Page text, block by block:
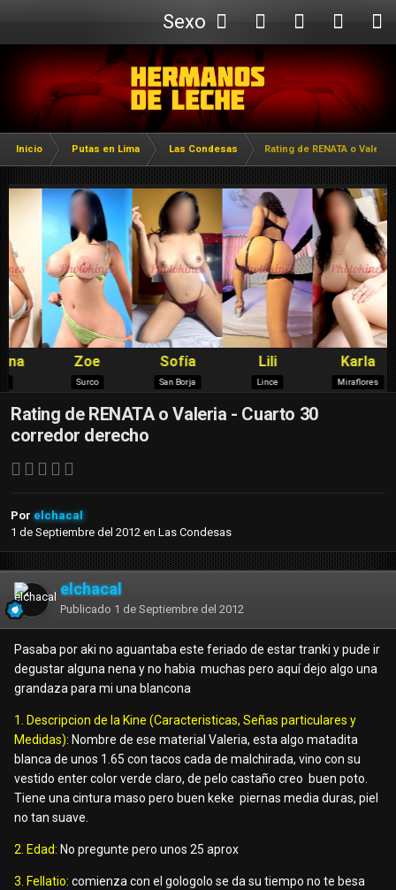
Sexo
Webcam
Inicio Putas en Lima Las Condesas Rating de RENATA o
Rating de RENATA o Valeria - Cuarto 30
corredor derecho
Por elchacal
1 de Septiembre del 2012 en Las Condesas
elchacal
Publicado 1 de Septiembre del 2012
Pasaba por aki no aguantaba este feriado de estar tranki y pude ir
degustar alguna nena y no habia muchas pero aquí dejo algo una
grandaza para mi una blancona
1. Descripcion de la Kine (Caracteristicas, Señas particulares y
Medidas): Nombre de ese material Valeria, esta algo matadita
blanca de unos 1.65 con tacos cada de malchirada, vino con su
vestido enter color verde claro, de pelo castaño creo buen poto.
Tiene una cintura maso pero buen keke piernas media duras, piel
no tan suave.
2. Edad: No pregunte pero unos 25 aprox
3. Fellatio: comienza con el gologolo se da su tiempo no te besa